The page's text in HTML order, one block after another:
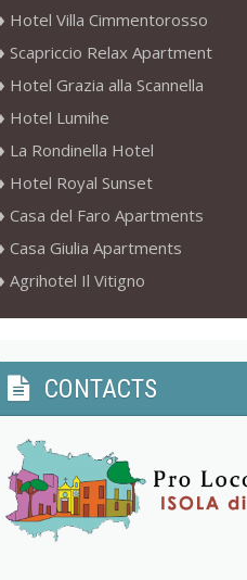
Hotel Villa Cimmentorosso
Scapriccio Relax Apartment
Hotel Grazia alla Scannella
Hotel Lumihe
La Rondinella Hotel
Hotel Royal Sunset
Casa del Faro Apartments
Casa Giulia Apartments
Agrihotel Il Vitigno
CONTACTS